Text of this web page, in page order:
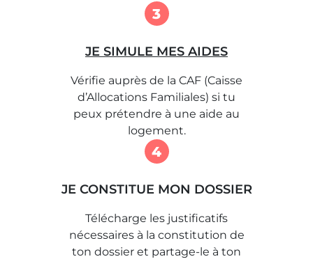
3
JE SIMULE MES AIDES
Vérifie auprès de la CAF (Caisse
d’Allocations Familiales) si tu
peux prétendre à une aide au
logement.
4
JE CONSTITUE MON DOSSIER
Télécharge les justificatifs
nécessaires à la constitution de
ton dossier et partage-le à ton